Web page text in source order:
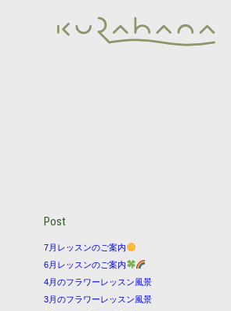
Post
7月レッスンのご案内
6月レッスンのご案内
4月のフラワーレッスン風景
3月のフラワーレッスン風景